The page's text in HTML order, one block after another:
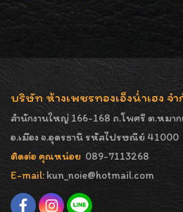
บริษัท ห้างเพชรทองเอ็งน่ำเฮง จำ
สำนักงานใหญ่ 166-168 ถ.โพศรี ต.หมา
อ.เมือง จ.อุดรธานี รหัสไปรษณีย์ 41000
ติดต่อ คุณหน่อย 089-7113268
E-mail: kun_noie@hotmail.com